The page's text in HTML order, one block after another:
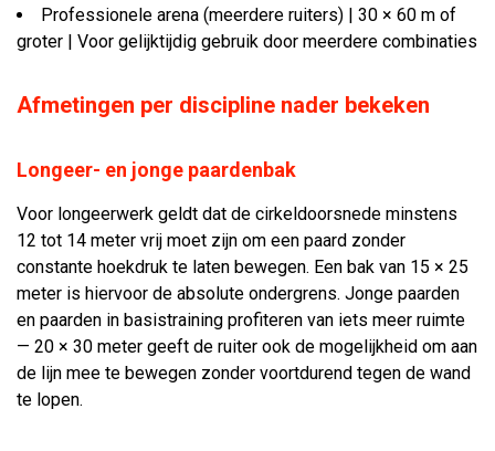
Professionele arena (meerdere ruiters) | 30 × 60 m of
groter | Voor gelijktijdig gebruik door meerdere combinaties
Afmetingen per discipline nader bekeken
Longeer- en jonge paardenbak
Voor longeerwerk geldt dat de cirkeldoorsnede minstens
12 tot 14 meter vrij moet zijn om een paard zonder
constante hoekdruk te laten bewegen. Een bak van 15 × 25
meter is hiervoor de absolute ondergrens. Jonge paarden
en paarden in basistraining profiteren van iets meer ruimte
— 20 × 30 meter geeft de ruiter ook de mogelijkheid om aan
de lijn mee te bewegen zonder voortdurend tegen de wand
te lopen.